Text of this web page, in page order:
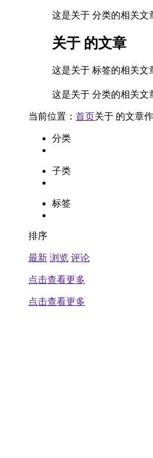
这是关于 分类的相关文
关于 的文章
这是关于 标签的相关文
这是关于 分类的相关文
当前位置： 首页关于 的文章
分类
子类
标签
排序
最新 浏览 评论
点击查看更多
点击查看更多